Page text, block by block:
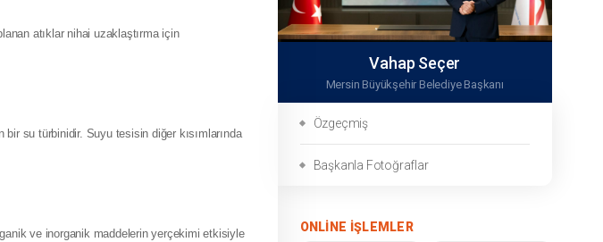
atıklar nihai uzaklaştırma için
su türbinidir. Suyu tesisin diğer kısımlarında
ve inorganik maddelerin yerçekimi etkisiyle
Vahap Seçer
Mersin Büyükşehir Belediye Başkanı
Özgeçmiş
Başkanla Fotoğraflar
ONLINE İŞLEMLER